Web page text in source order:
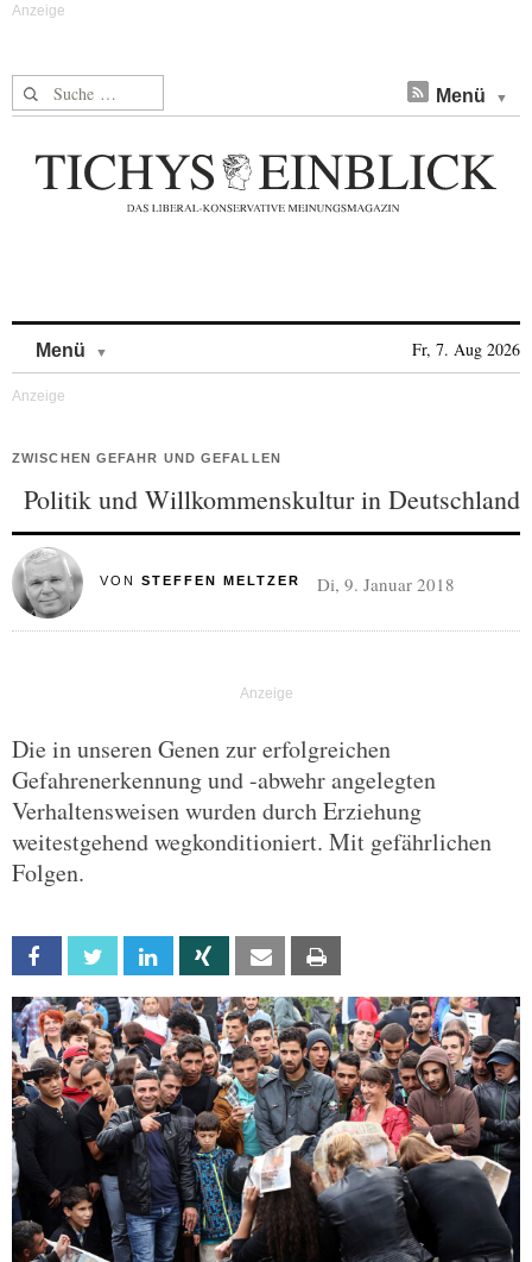
Suche nach: Menü
Menü Fr, 7. Aug 2026
ZWISCHEN GEFAHR UND GEFALLEN
Politik und Willkommenskultur in Deutschland
VON STEFFEN MELTZER Di, 9. Januar 2018
Die in unseren Genen zur erfolgreichen
Gefahrenerkennung und -abwehr angelegten
Verhaltensweisen wurden durch Erziehung
weitestgehend wegkonditioniert. Mit gefährlichen
Folgen.
Facebook Twitter Linkedin Xing Email